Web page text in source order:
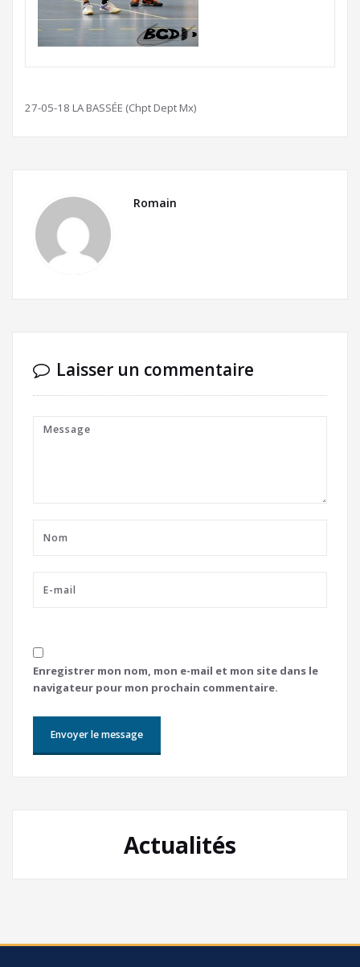
27-05-18 LA BASSÉE (Chpt Dept Mx)
Romain
Laisser un commentaire
Enregistrer mon nom, mon e-mail et mon site dans le
navigateur pour mon prochain commentaire.
Actualités